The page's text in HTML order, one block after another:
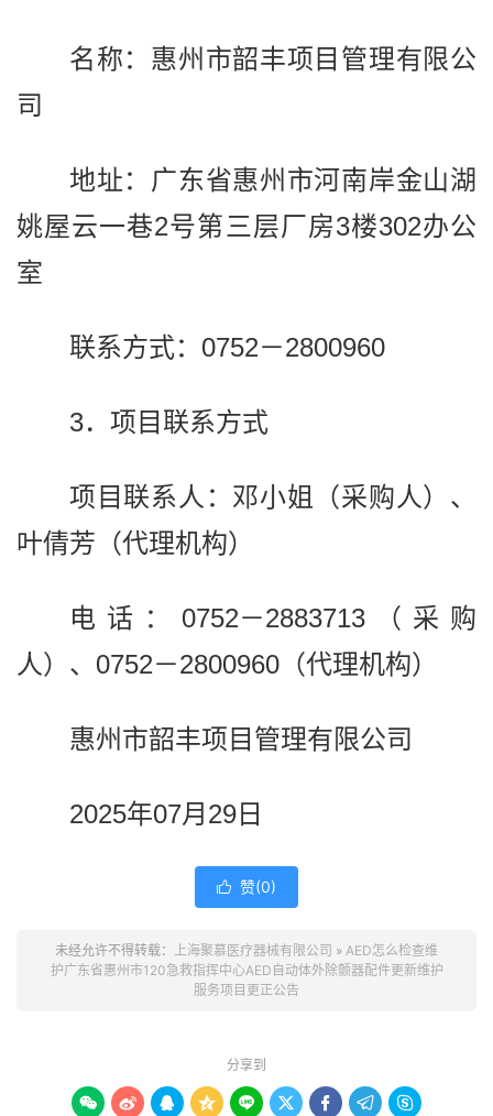
名称：惠州市韶丰项目管理有限公
司
地址：广东省惠州市河南岸金山湖
姚屋云一巷2号第三层厂房3楼302办公
室
联系方式：0752－2800960
3．项目联系方式
项目联系人：邓小姐（采购人）、
叶倩芳（代理机构）
电话：0752－2883713（采购
人）、0752－2800960（代理机构）
惠州市韶丰项目管理有限公司
2025年07月29日
 赞(0)
未经允许不得转载： 上海聚慕医疗器械有限公司 » AED怎么检查维
护广东省惠州市120急救指挥中心AED自动体外除颤器配件更新维护
服务项目更正公告
分享到
        